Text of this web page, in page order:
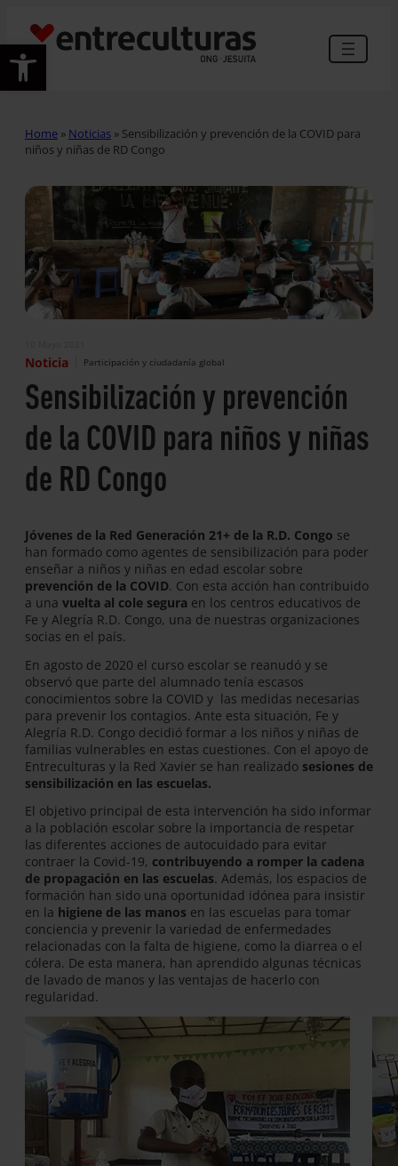
Abrir barra de herramientas
Home » Noticias » Sensibilización y prevención de la COVID para
niños y niñas de RD Congo
Noticia Participación y ciudadanía global
Sensibilización y prevención
de la COVID para niños y niñas
de RD Congo
Jóvenes de la Red Generación 21+ de la R.D. Congo se
han formado como agentes de sensibilización para poder
enseñar a niños y niñas en edad escolar sobre
prevención de la COVID. Con esta acción han contribuido
a una vuelta al cole segura en los centros educativos de
Fe y Alegría R.D. Congo, una de nuestras organizaciones
socias en el país.
En agosto de 2020 el curso escolar se reanudó y se
observó que parte del alumnado tenía escasos
conocimientos sobre la COVID y las medidas necesarias
para prevenir los contagios. Ante esta situación, Fe y
Alegría R.D. Congo decidió formar a los niños y niñas de
familias vulnerables en estas cuestiones. Con el apoyo de
Entreculturas y la Red Xavier se han realizado sesiones de
sensibilización en las escuelas.
El objetivo principal de esta intervención ha sido informar
a la población escolar sobre la importancia de respetar
las diferentes acciones de autocuidado para evitar
contraer la Covid-19, contribuyendo a romper la cadena
de propagación en las escuelas. Además, los espacios de
formación han sido una oportunidad idónea para insistir
en la higiene de las manos en las escuelas para tomar
conciencia y prevenir la variedad de enfermedades
relacionadas con la falta de higiene, como la diarrea o el
cólera. De esta manera, han aprendido algunas técnicas
de lavado de manos y las ventajas de hacerlo con
regularidad.